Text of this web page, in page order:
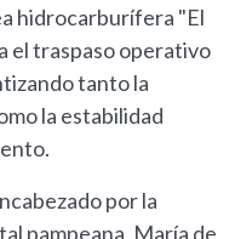
hidrocarburífera "El
el traspaso operativo
tanto la
la estabilidad
por la
pampeana, María de